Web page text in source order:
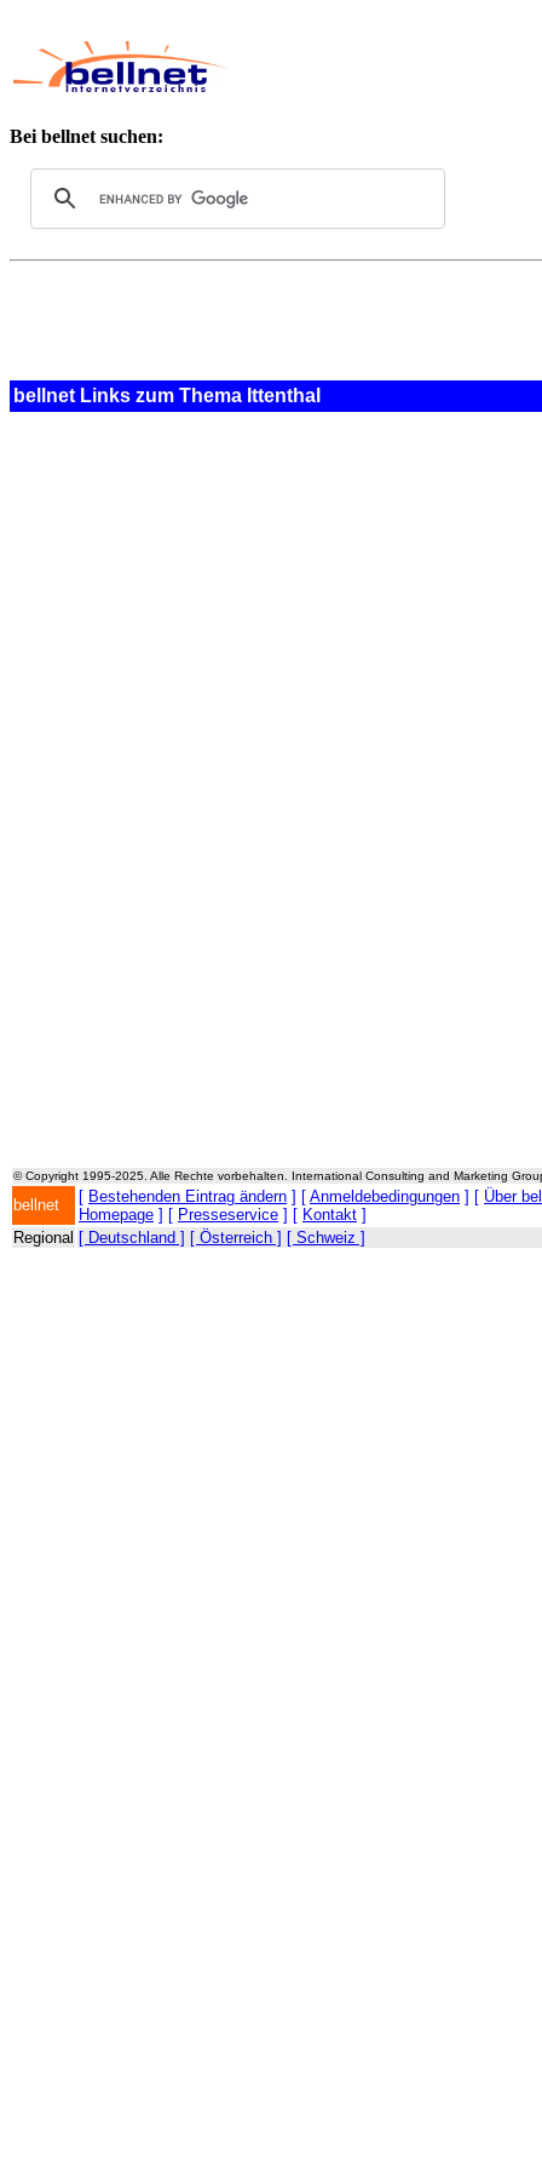
Bei bellnet suchen:
bellnet Links zum Thema Ittenthal
© Copyright 1995-2025. Alle Rechte vorbehalten. International Consulting and Marketing
bellnet [ Bestehenden Eintrag ändern ] [ Anmeldebedingungen ] [ Über
Homepage ] [ Presseservice ] [ Kontakt ]
Regional [ Deutschland ] [ Österreich ] [ Schweiz ]